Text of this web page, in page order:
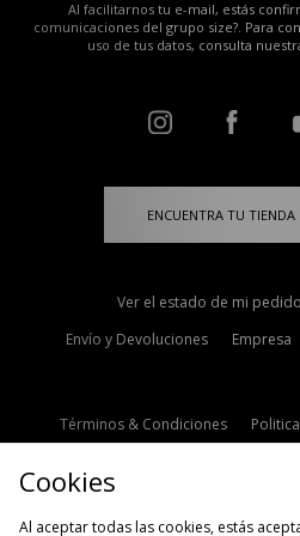
Al facilitarnos tu e-mail, estás
comunicaciones del grupo size?. Para
uso de tus datos, consulta
ENCUENTRA TU TIENDA
Ver el estado de mi pedido
Envío y Devoluciones
Empresa
Términos & Condiciones
Cookies
Al aceptar todas las cookies, estás